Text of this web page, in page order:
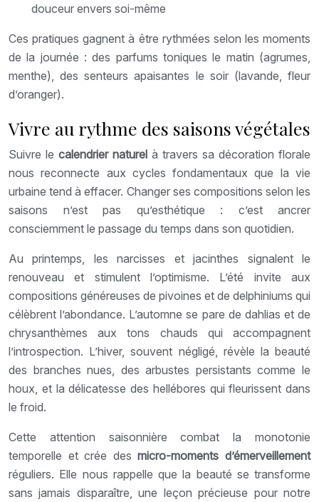
douceur envers soi-même
Ces pratiques gagnent à être rythmées selon les moments
de la journée : des parfums toniques le matin (agrumes,
menthe), des senteurs apaisantes le soir (lavande, fleur
d’oranger).
Vivre au rythme des saisons végétales
Suivre le calendrier naturel à travers sa décoration florale
nous reconnecte aux cycles fondamentaux que la vie
urbaine tend à effacer. Changer ses compositions selon les
saisons n’est pas qu’esthétique : c’est ancrer
consciemment le passage du temps dans son quotidien.
Au printemps, les narcisses et jacinthes signalent le
renouveau et stimulent l’optimisme. L’été invite aux
compositions généreuses de pivoines et de delphiniums qui
célèbrent l’abondance. L’automne se pare de dahlias et de
chrysanthèmes aux tons chauds qui accompagnent
l’introspection. L’hiver, souvent négligé, révèle la beauté
des branches nues, des arbustes persistants comme le
houx, et la délicatesse des hellébores qui fleurissent dans
le froid.
Cette attention saisonnière combat la monotonie
temporelle et crée desmicro-moments d’émerveillement
réguliers. Elle nous rappelle que la beauté se transforme
sans jamais disparaître, une leçon précieuse pour notre